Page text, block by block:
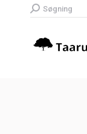
Search:
Søgning